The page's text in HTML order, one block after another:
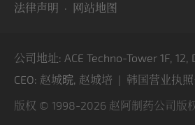
法律声明 · 网站地图
公司地址: ACE Techno-Tower 1F,
CEO: 赵城晥, 赵城培 | 韩国营业执
版权 © 1998-2026 赵阿制药公司版